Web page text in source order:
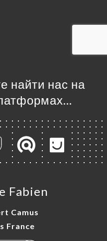
найти нас на
Fabien
Camus
France